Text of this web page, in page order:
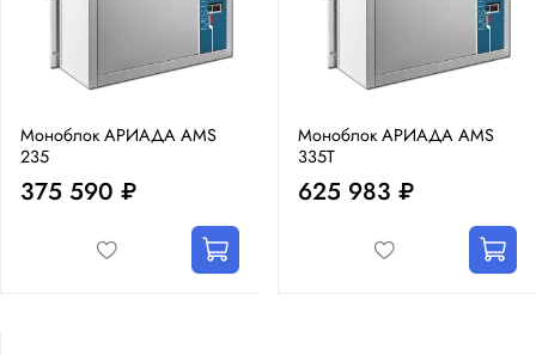
Моноблок АРИАДА AMS
235
375 590 ₽
Моноблок АРИАДА AMS
335T
625 983 ₽